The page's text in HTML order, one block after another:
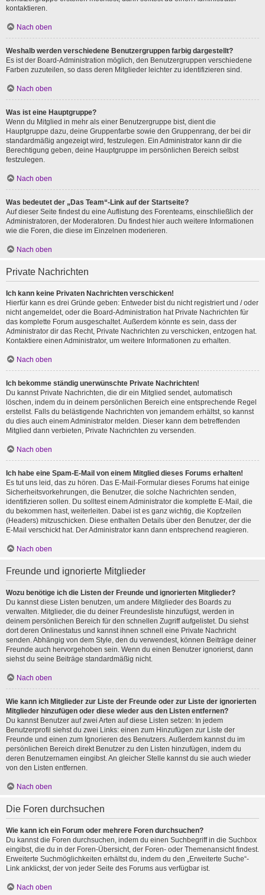
kontaktieren.
Nach oben
Weshalb werden verschiedene Benutzergruppen farbig dargestellt?
Es ist der Board-Administration möglich, den Benutzergruppen verschiedene
Farben zuzuteilen, so dass deren Mitglieder leichter zu identifizieren sind.
Nach oben
Was ist eine Hauptgruppe?
Wenn du Mitglied in mehr als einer Benutzergruppe bist, dient die
Hauptgruppe dazu, deine Gruppenfarbe sowie den Gruppenrang, der bei dir
standardmäßig angezeigt wird, festzulegen. Ein Administrator kann dir die
Berechtigung geben, deine Hauptgruppe im persönlichen Bereich selbst
festzulegen.
Nach oben
Was bedeutet der „Das Team“-Link auf der Startseite?
Auf dieser Seite findest du eine Auflistung des Forenteams, einschließlich der
Administratoren, der Moderatoren. Du findest hier auch weitere Informationen
wie die Foren, die diese im Einzelnen moderieren.
Nach oben
Private Nachrichten
Ich kann keine Privaten Nachrichten verschicken!
Hierfür kann es drei Gründe geben: Entweder bist du nicht registriert und / oder
nicht angemeldet, oder die Board-Administration hat Private Nachrichten für
das komplette Forum ausgeschaltet. Außerdem könnte es sein, dass der
Administrator dir das Recht, Private Nachrichten zu verschicken, entzogen hat.
Kontaktiere einen Administrator, um weitere Informationen zu erhalten.
Nach oben
Ich bekomme ständig unerwünschte Private Nachrichten!
Du kannst Private Nachrichten, die dir ein Mitglied sendet, automatisch
löschen, indem du in deinem persönlichen Bereich eine entsprechende Regel
erstellst. Falls du belästigende Nachrichten von jemandem erhältst, so kannst
du dies auch einem Administrator melden. Dieser kann dem betreffenden
Mitglied dann verbieten, Private Nachrichten zu versenden.
Nach oben
Ich habe eine Spam-E-Mail von einem Mitglied dieses Forums erhalten!
Es tut uns leid, das zu hören. Das E-Mail-Formular dieses Forums hat einige
Sicherheitsvorkehrungen, die Benutzer, die solche Nachrichten senden,
identifizieren sollen. Du solltest einem Administrator die komplette E-Mail, die
du bekommen hast, weiterleiten. Dabei ist es ganz wichtig, die Kopfzeilen
(Headers) mitzuschicken. Diese enthalten Details über den Benutzer, der die
E-Mail verschickt hat. Der Administrator kann dann entsprechend reagieren.
Nach oben
Freunde und ignorierte Mitglieder
Wozu benötige ich die Listen der Freunde und ignorierten Mitglieder?
Du kannst diese Listen benutzen, um andere Mitglieder des Boards zu
verwalten. Mitglieder, die du deiner Freundesliste hinzufügst, werden in
deinem persönlichen Bereich für den schnellen Zugriff aufgelistet. Du siehst
dort deren Onlinestatus und kannst ihnen schnell eine Private Nachricht
senden. Abhängig von dem Style, den du verwendest, können Beiträge deiner
Freunde auch hervorgehoben sein. Wenn du einen Benutzer ignorierst, dann
siehst du seine Beiträge standardmäßig nicht.
Nach oben
Wie kann ich Mitglieder zur Liste der Freunde oder zur Liste der ignorierten
Mitglieder hinzufügen oder diese wieder aus den Listen entfernen?
Du kannst Benutzer auf zwei Arten auf diese Listen setzen: In jedem
Benutzerprofil siehst du zwei Links: einen zum Hinzufügen zur Liste der
Freunde und einen zum Ignorieren des Benutzers. Außerdem kannst du im
persönlichen Bereich direkt Benutzer zu den Listen hinzufügen, indem du
deren Benutzernamen eingibst. An gleicher Stelle kannst du sie auch wieder
von den Listen entfernen.
Nach oben
Die Foren durchsuchen
Wie kann ich ein Forum oder mehrere Foren durchsuchen?
Du kannst die Foren durchsuchen, indem du einen Suchbegriff in die Suchbox
eingibst, die du in der Foren-Übersicht, der Foren- oder Themenansicht findest.
Erweiterte Suchmöglichkeiten erhältst du, indem du den „Erweiterte Suche“-
Link anklickst, der von jeder Seite des Forums aus verfügbar ist.
Nach oben